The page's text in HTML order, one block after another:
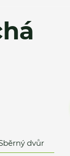
dvůr